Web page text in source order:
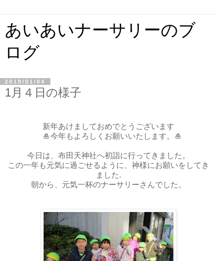
あいあいナーサリーのブ
ログ
2019/01/04
1月４日の様子
新年あけましておめでとうございます
🎍今年もよろしくお願いいたします。🎍
今日は、布田天神社へ初詣に行ってきました。
この一年も元気に過ごせるように、神様にお願いをしてき
ました.
朝から、元気一杯のナーサリーさんでした。